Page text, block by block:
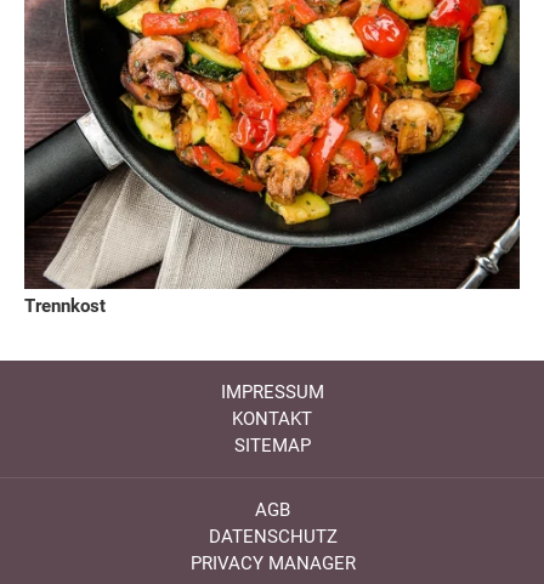
Trennkost
IMPRESSUM
KONTAKT
SITEMAP
AGB
DATENSCHUTZ
PRIVACY MANAGER